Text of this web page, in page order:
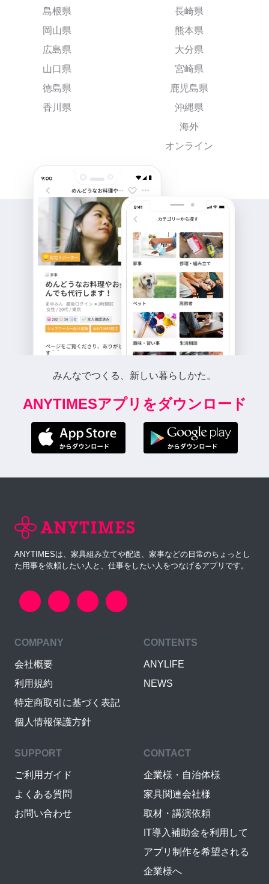
島根県
岡山県
広島県
山口県
徳島県
香川県
長崎県
熊本県
大分県
宮崎県
鹿児島県
沖縄県
海外
オンライン
みんなでつくる、新しい暮らしかた。
ANYTIMESアプリをダウンロード
ANYTIMESは、家具組み立てや配送、家事などの日常のちょっとし
た用事を依頼したい人と、仕事をしたい人をつなげるアプリです。
COMPANY
会社概要
利用規約
特定商取引に基づく表記
個人情報保護方針
CONTENTS
ANYLIFE
NEWS
SUPPORT
ご利用ガイド
よくある質問
お問い合わせ
CONTACT
企業様・自治体様
家具関連会社様
取材・講演依頼
IT導入補助金を利用して
アプリ制作を希望される
企業様へ